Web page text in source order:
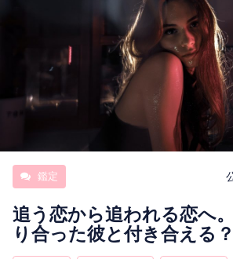
カテゴリー別
鑑定 占い師 キャン
キーワード別
恋の行方 時期
今週の運勢 彼氏 片思い
相性
鑑定
追う恋から追われる恋へ
り合った彼と付き合える？